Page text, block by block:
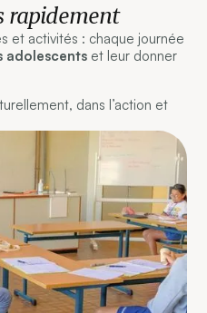
rapidement
et activités : chaque journée
adolescents et leur donner
dans l’action et